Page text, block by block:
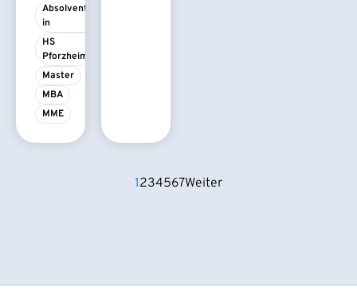
Absolvent/-
in
HS
Pforzheim
Master
MBA
MME
1234567Weiter